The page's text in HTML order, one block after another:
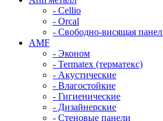
- Cellio
- Orcal
- Свободно-висящая
AMF
- Эконом
- Termatex (терматекс)
- Акустические
- Влагостойкие
- Гигиенические
- Дизайнерские
- Стеновые панели